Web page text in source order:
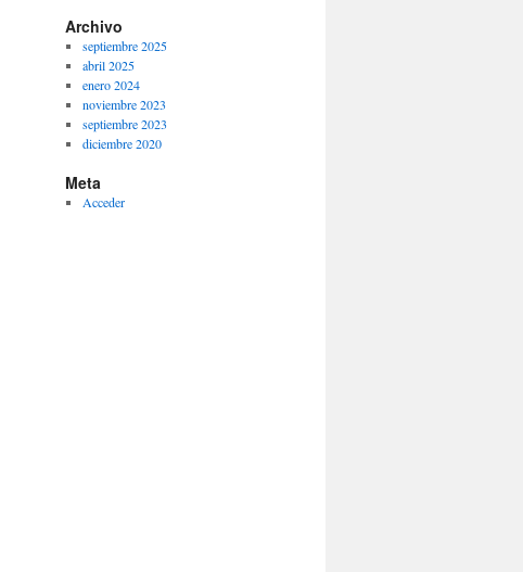
Archivo
septiembre 2025
abril 2025
enero 2024
noviembre 2023
septiembre 2023
diciembre 2020
Meta
Acceder